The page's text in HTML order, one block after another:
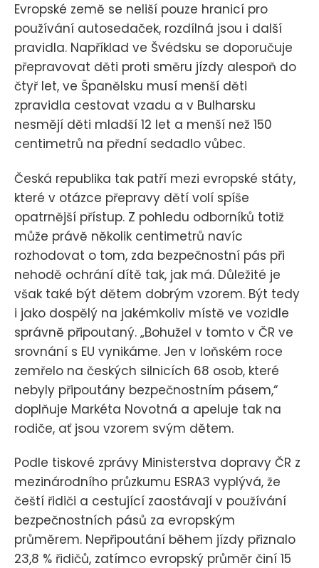
Evropské země se neliší pouze hranicí pro
používání autosedaček, rozdílná jsou i další
pravidla. Například ve Švédsku se doporučuje
přepravovat děti proti směru jízdy alespoň do
čtyř let, ve Španělsku musí menší děti
zpravidla cestovat vzadu a v Bulharsku
nesmějí děti mladší 12 let a menší než 150
centimetrů na přední sedadlo vůbec.
Česká republika tak patří mezi evropské státy,
které v otázce přepravy dětí volí spíše
opatrnější přístup. Z pohledu odborníků totiž
může právě několik centimetrů navíc
rozhodovat o tom, zda bezpečnostní pás při
nehodě ochrání dítě tak, jak má. Důležité je
však také být dětem dobrým vzorem. Být tedy
i jako dospělý na jakémkoliv místě ve vozidle
správně připoutaný. „Bohužel v tomto v ČR ve
srovnání s EU vynikáme. Jen v loňském roce
zemřelo na českých silnicích 68 osob, které
nebyly připoutány bezpečnostním pásem,“
doplňuje Markéta Novotná a apeluje tak na
rodiče, ať jsou vzorem svým dětem.
Podle tiskové zprávy Ministerstva dopravy ČR z
mezinárodního průzkumu ESRA3 vyplývá, že
čeští řidiči a cestující zaostávají v používání
bezpečnostních pásů za evropským
průměrem. Nepřipoutání během jízdy přiznalo
23,8 % řidičů, zatímco evropský průměr činí 15